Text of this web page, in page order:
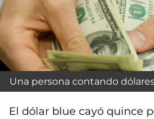
Una persona contando
El dólar blue cayó quince